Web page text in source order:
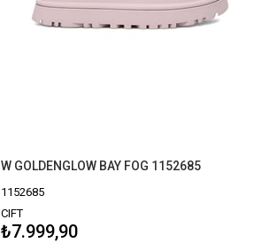
W GOLDENGLOW BAY FOG 1152685
1152685
CIFT
₺7.999,90